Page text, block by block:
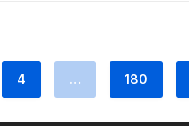
4 … 180